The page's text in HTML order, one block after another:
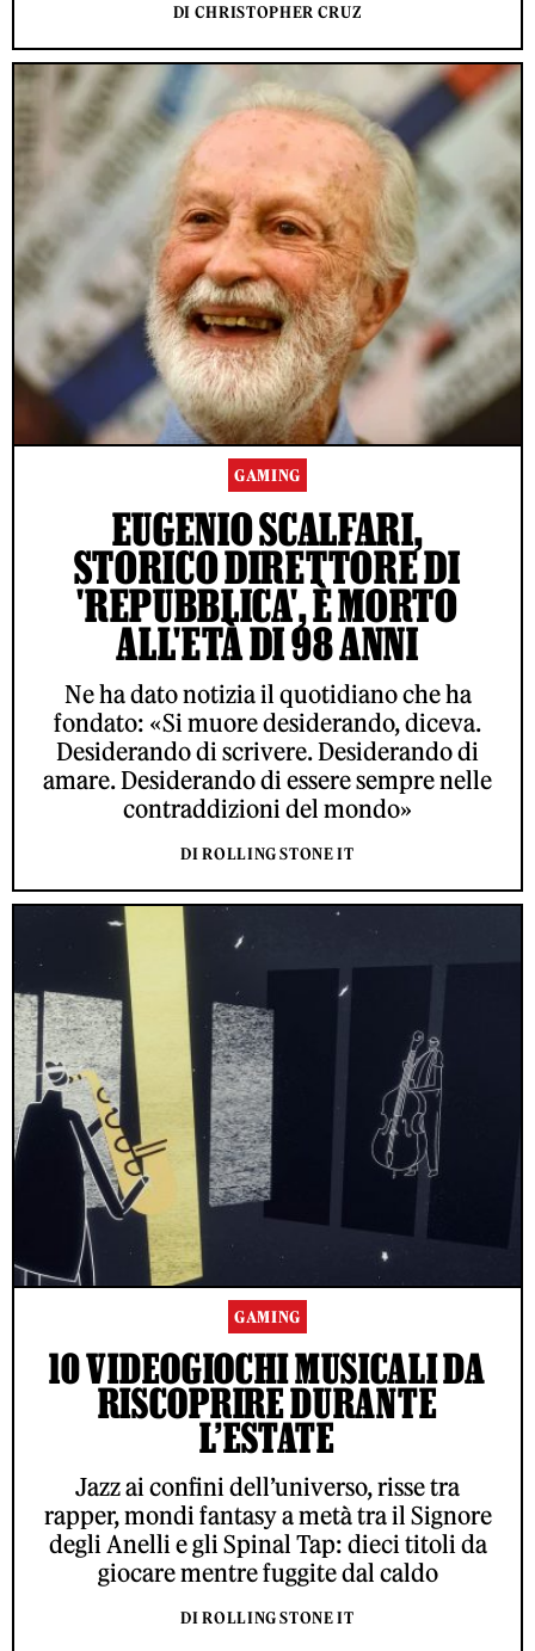
DI CHRISTOPHER CRUZ
GAMING
EUGENIO SCALFARI,
STORICO DIRETTORE DI
'REPUBBLICA', È MORTO
ALL'ETÀ DI 98 ANNI
Ne ha dato notizia il quotidiano che ha
fondato: «Si muore desiderando, diceva.
Desiderando di scrivere. Desiderando di
amare. Desiderando di essere sempre nelle
contraddizioni del mondo»
DI ROLLING STONE IT
GAMING
10 VIDEOGIOCHI MUSICALI DA
RISCOPRIRE DURANTE
L’ESTATE
Jazz ai confini dell’universo, risse tra
rapper, mondi fantasy a metà tra il Signore
degli Anelli e gli Spinal Tap: dieci titoli da
giocare mentre fuggite dal caldo
DI ROLLING STONE IT